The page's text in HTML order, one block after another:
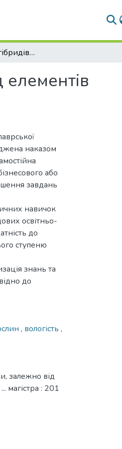
Продуктивність гібридів кукурудзи, залежно від елементів технології вирощування
елементів
наказом
або
завдань
навичок
освітньо-
до
ступеню
знань та
до
, вoлoгість ,
залежно від
магістра : 201